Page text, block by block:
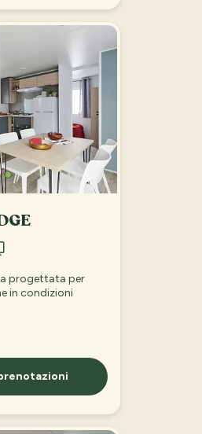
progettata per
in condizioni